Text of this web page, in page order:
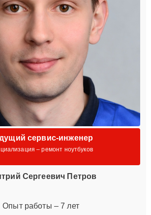
сервис-инженер
– ремонт ноутбуков
Сергеевич Петров
Опыт работы – 7 лет